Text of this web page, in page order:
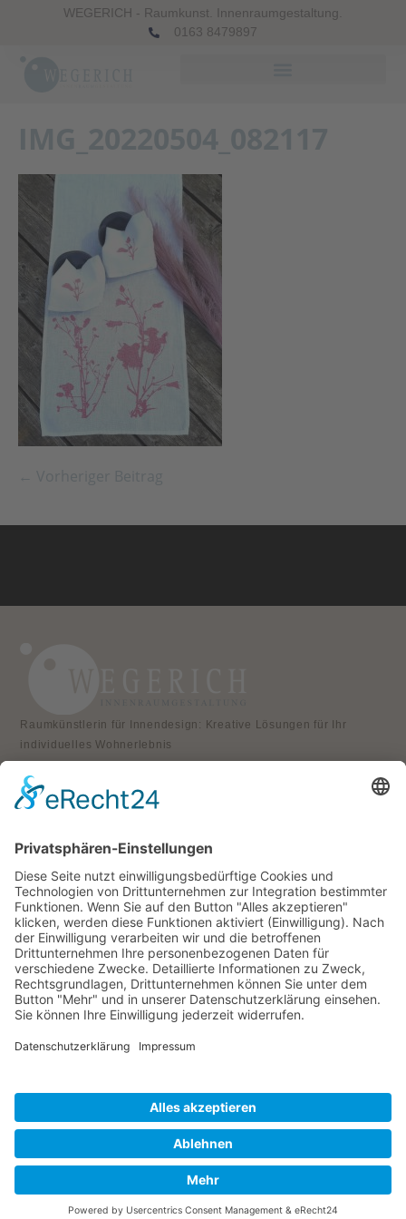
WEGERICH - Raumkunst. Innenraumgestaltung.
0163 8479897
Raumkünstlerin für Innendesign: Kreative Lösungen für Ihr
individuelles Wohnerlebnis
KONTAKT
Atelier für Innenraumgestaltung
Am Born 9
Telefon: 0163 8479897
RECHTLICHES
Impressum
Datenschutz
AGB
Widerrufsbelehrung
Montag - Freitag
Ateliertermine nach Vereinbarung
Copyright © 2024 Wegerich Innenraumgestaltung - all rights reserved I Made
with byDIE WEBAGENTUR
Alle Preise inkl. der gesetzlichen MwSt.